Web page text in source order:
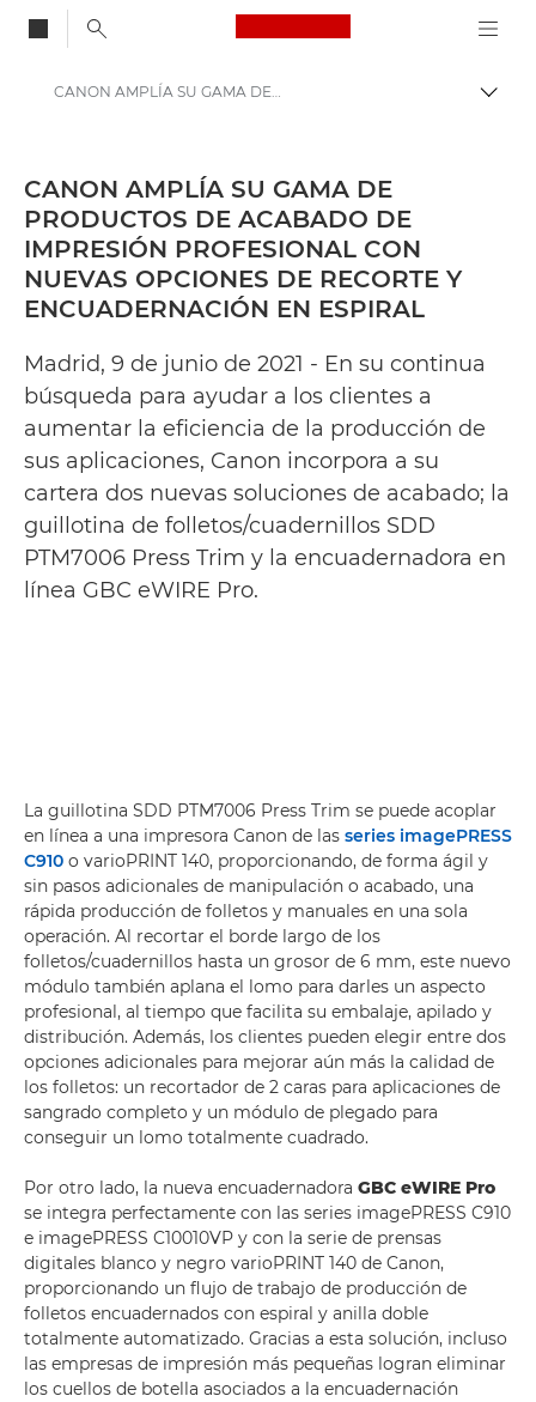
Canon Logo, back
Centro de prensa
Comunicados de prensa: Centro de prensa de Canon
CANON AMPLÍA SU GAMA DE PRODUCTOS DE ACABADO DE IMPRESIÓN PROFESIONAL CON NUEVAS OPCIONES DE RECORTE Y ENCUADERNACIÓN EN ESPIRAL - Centro de prensa de Canon
CANON AMPLÍA SU GAMA DE
PRODUCTOS DE ACABADO DE
IMPRESIÓN PROFESIONAL CON
NUEVAS OPCIONES DE RECORTE Y
ENCUADERNACIÓN EN ESPIRAL
Madrid, 9 de junio de 2021 - En su continua
búsqueda para ayudar a los clientes a
aumentar la eficiencia de la producción de
sus aplicaciones, Canon incorpora a su
cartera dos nuevas soluciones de acabado; la
guillotina de folletos/cuadernillos SDD
PTM7006 Press Trim y la encuadernadora en
línea GBC eWIRE Pro.
La guillotina SDD PTM7006 Press Trim se puede acoplar
en línea a una impresora Canon de las series imagePRESS
C910 o varioPRINT 140, proporcionando, de forma ágil y
sin pasos adicionales de manipulación o acabado, una
rápida producción de folletos y manuales en una sola
operación. Al recortar el borde largo de los
folletos/cuadernillos hasta un grosor de 6 mm, este nuevo
módulo también aplana el lomo para darles un aspecto
profesional, al tiempo que facilita su embalaje, apilado y
distribución. Además, los clientes pueden elegir entre dos
opciones adicionales para mejorar aún más la calidad de
los folletos: un recortador de 2 caras para aplicaciones de
sangrado completo y un módulo de plegado para
conseguir un lomo totalmente cuadrado.
Por otro lado, la nueva encuadernadora GBC eWIRE Pro
se integra perfectamente con las series imagePRESS C910
e imagePRESS C10010VP y con la serie de prensas
digitales blanco y negro varioPRINT 140 de Canon,
proporcionando un flujo de trabajo de producción de
folletos encuadernados con espiral y anilla doble
totalmente automatizado. Gracias a esta solución, incluso
las empresas de impresión más pequeñas logran eliminar
los cuellos de botella asociados a la encuadernación